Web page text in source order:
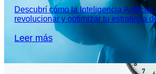
Descubrí cómo la Inteligencia Artificial
revolucionar y optimizar tu estrategia
Leer más